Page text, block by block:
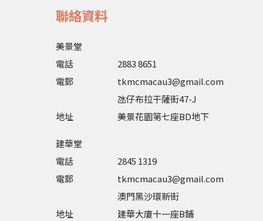
聯絡資料
美景堂
電話
2883 8651
電郵
tkmcmacau3@gmail.com
地址
氹仔布拉干薩街47-J
美景花園第七座BD地下
建華堂
電話
2845 1319
電郵
tkmcmacau3@gmail.com
地址
澳門黑沙環新街
建華大廈十一座B鋪